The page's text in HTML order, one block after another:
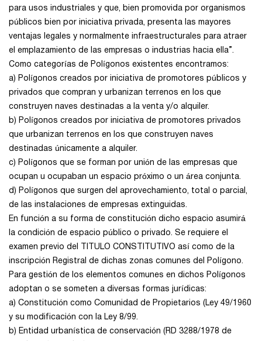
Zamora
Zaragoza
para usos industriales y que, bien promovida por organismos
públicos bien por iniciativa privada, presenta las mayores
ventajas legales y normalmente infraestructurales para atraer
el emplazamiento de las empresas o industrias hacia ella”.
Como categorías de Polígonos existentes encontramos:
a) Polígonos creados por iniciativa de promotores públicos y
privados que compran y urbanizan terrenos en los que
construyen naves destinadas a la venta y/o alquiler.
b) Polígonos creados por iniciativa de promotores privados
que urbanizan terrenos en los que construyen naves
destinadas únicamente a alquiler.
c) Polígonos que se forman por unión de las empresas que
ocupan u ocupaban un espacio próximo o un área conjunta.
d) Polígonos que surgen del aprovechamiento, total o parcial,
de las instalaciones de empresas extinguidas.
En función a su forma de constitución dicho espacio asumirá
la condición de espacio público o privado. Se requiere el
examen previo del TITULO CONSTITUTIVO así como de la
inscripción Registral de dichas zonas comunes del Polígono.
Para gestión de los elementos comunes en dichos Polígonos
adoptan o se someten a diversas formas jurídicas:
a) Constitución como Comunidad de Propietarios (Ley 49/1960
y su modificación con la Ley 8/99.
b) Entidad urbanística de conservación (RD 3288/1978 de